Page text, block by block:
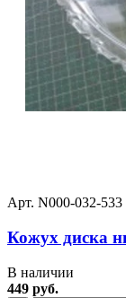
Арт. N000-032-533
Кожух диска
В наличии
449 руб.